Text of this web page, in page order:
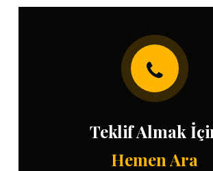
Teklif Almak
Hemen Ara